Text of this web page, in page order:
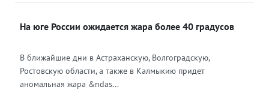
На юге России ожидается жара более 40 градусов
В ближайшие дни в Астраханскую, Волгоградскую,
Ростовскую области, а также в Калмыкию придет
аномальная жара &ndas...